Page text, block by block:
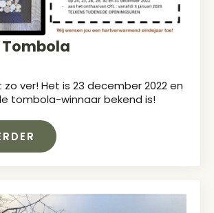
zo ver! Het is 23 december 2022 en
tombola-winnaar bekend is!